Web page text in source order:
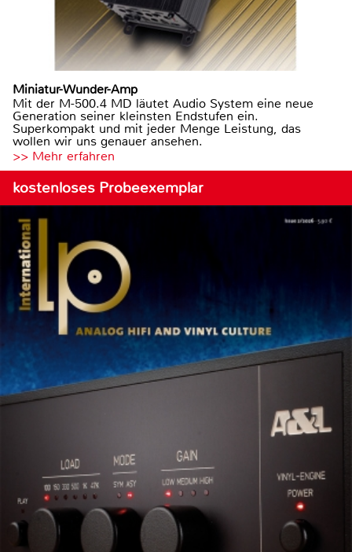
Miniatur-Wunder-Amp
Mit der M-500.4 MD läutet Audio System eine neue
Generation seiner kleinsten Endstufen ein.
Superkompakt und mit jeder Menge Leistung, das
wollen wir uns genauer ansehen.
>> Mehr erfahren
kostenloses Probeexemplar